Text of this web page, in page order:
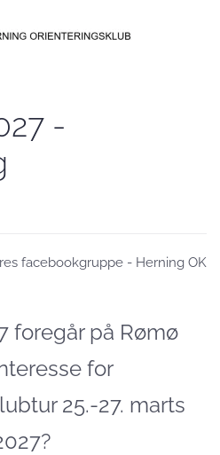
-
facebookgruppe - Herning OK
foregår på Rømø
for
25.-27. marts